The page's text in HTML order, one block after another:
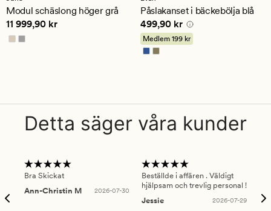
ett
genomsnittligt
betyg
på
5
Modul schäslong höger grå
Pris 11 999,90 kr
11 999,90 kr
ett
genomsnittligt
betyg
på
4
Påslakanset i bäckebölja blå
Pris 499,90 kr
499,90 kr
Medlem 199 kr
Detta säger våra kunder
Bra Skickat
Ann-Christin M
2026-07-30
Beställde i affären . Väldigt
hjälpsam och trevlig personal !
Jessie
2026-07-29